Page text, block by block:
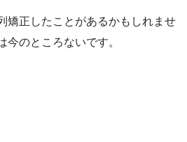
矯正したことがあるかもしれませ
今のところないです。